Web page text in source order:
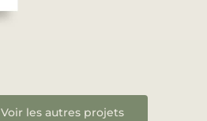
Voir les autres projets